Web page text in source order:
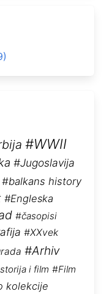
#WWII
#Jugoslavija
#balkans history
#Engleska
#časopisi
#XXvek
#Arhiv
i film #Film
kolekcije